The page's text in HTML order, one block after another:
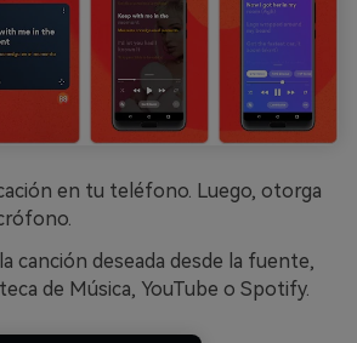
en tu teléfono. Luego, otorga
canción deseada desde la fuente,
de Música, YouTube o Spotify.